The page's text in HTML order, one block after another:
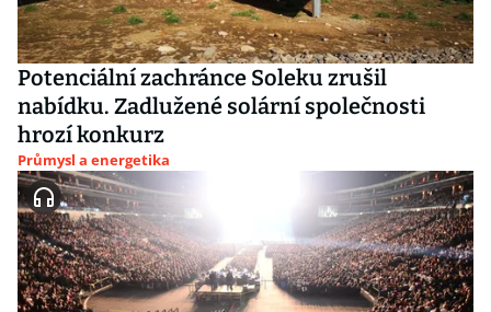
Potenciální zachránce Soleku zrušil
nabídku. Zadlužené solární společnosti
hrozí konkurz
Průmysl a energetika